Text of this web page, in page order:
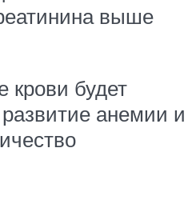
выше
будет
анемии и